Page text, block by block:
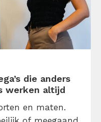
die anders
werken altijd
en maten.